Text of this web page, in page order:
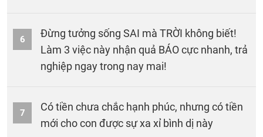
6
Đừng tưởng sống SAI mà TRỜI không biết!
Làm 3 việc này nhận quả BÁO cực nhanh, trả
nghiệp ngay trong nay mai!
7
Có tiền chưa chắc hạnh phúc, nhưng có tiền
mới cho con được sự xa xỉ bình dị này